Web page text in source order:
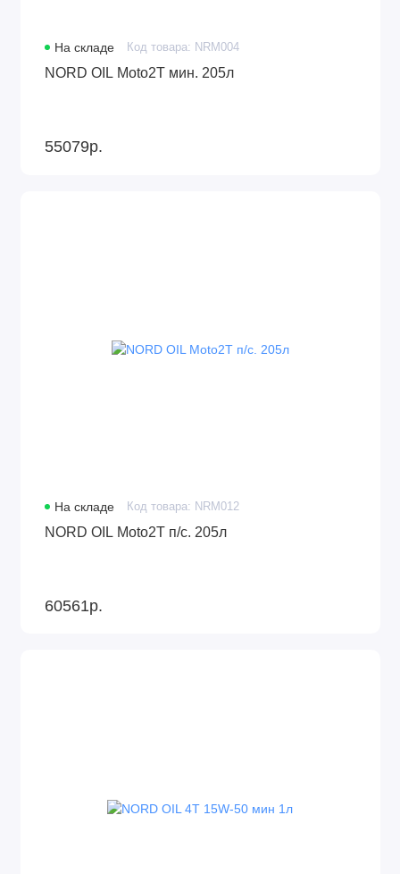
На складе Код товара: NRM004
NORD OIL Moto2Т мин. 205л
55079р.
На складе Код товара: NRM012
NORD OIL Moto2Т п/с. 205л
60561р.